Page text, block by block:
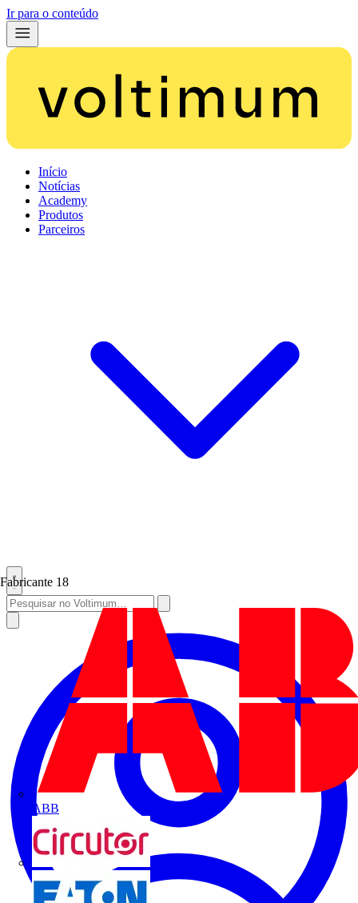
Ir para o conteúdo
Início
Notícias
Academy
Produtos
Parceiros
Fabricante 18
ABB
CIRCUTOR